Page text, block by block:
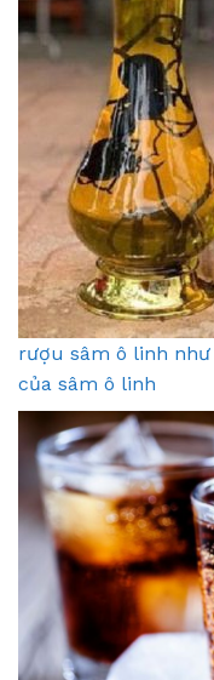
rượu sâm ô linh
của sâm ô linh